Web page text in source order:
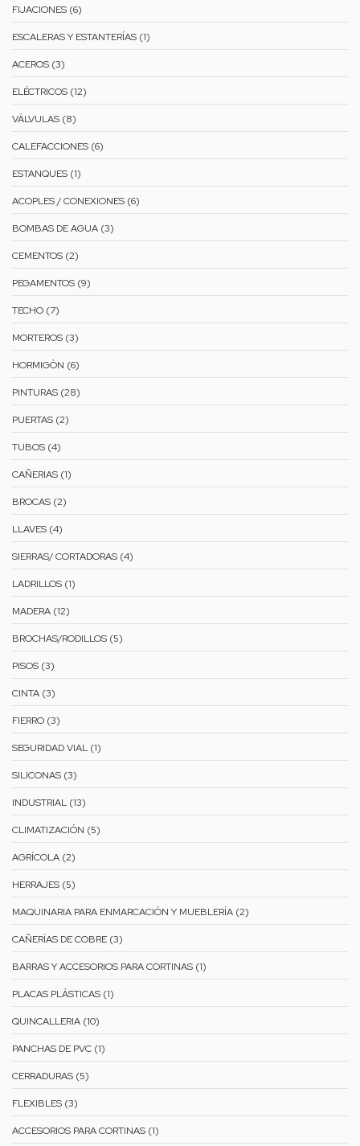
FIJACIONES (6)
ESCALERAS Y ESTANTERÍAS (1)
ACEROS (3)
ELÉCTRICOS (12)
VÁLVULAS (8)
CALEFACCIONES (6)
ESTANQUES (1)
ACOPLES / CONEXIONES (6)
BOMBAS DE AGUA (3)
CEMENTOS (2)
PEGAMENTOS (9)
TECHO (7)
MORTEROS (3)
HORMIGÒN (6)
PINTURAS (28)
PUERTAS (2)
TUBOS (4)
CAÑERIAS (1)
BROCAS (2)
LLAVES (4)
SIERRAS/ CORTADORAS (4)
LADRILLOS (1)
MADERA (12)
BROCHAS/RODILLOS (5)
PISOS (3)
CINTA (3)
FIERRO (3)
SEGURIDAD VIAL (1)
SILICONAS (3)
INDUSTRIAL (13)
CLIMATIZACIÓN (5)
AGRÍCOLA (2)
HERRAJES (5)
MAQUINARIA PARA ENMARCACIÓN Y MUEBLERÍA (2)
CAÑERÍAS DE COBRE (3)
BARRAS Y ACCESORIOS PARA CORTINAS (1)
PLACAS PLÁSTICAS (1)
QUINCALLERIA (10)
PANCHAS DE PVC (1)
CERRADURAS (5)
FLEXIBLES (3)
ACCESORIOS PARA CORTINAS (1)